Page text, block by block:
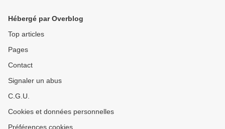
Hébergé par Overblog
Top articles
Pages
Contact
Signaler un abus
C.G.U.
Cookies et données personnelles
Préférences cookies